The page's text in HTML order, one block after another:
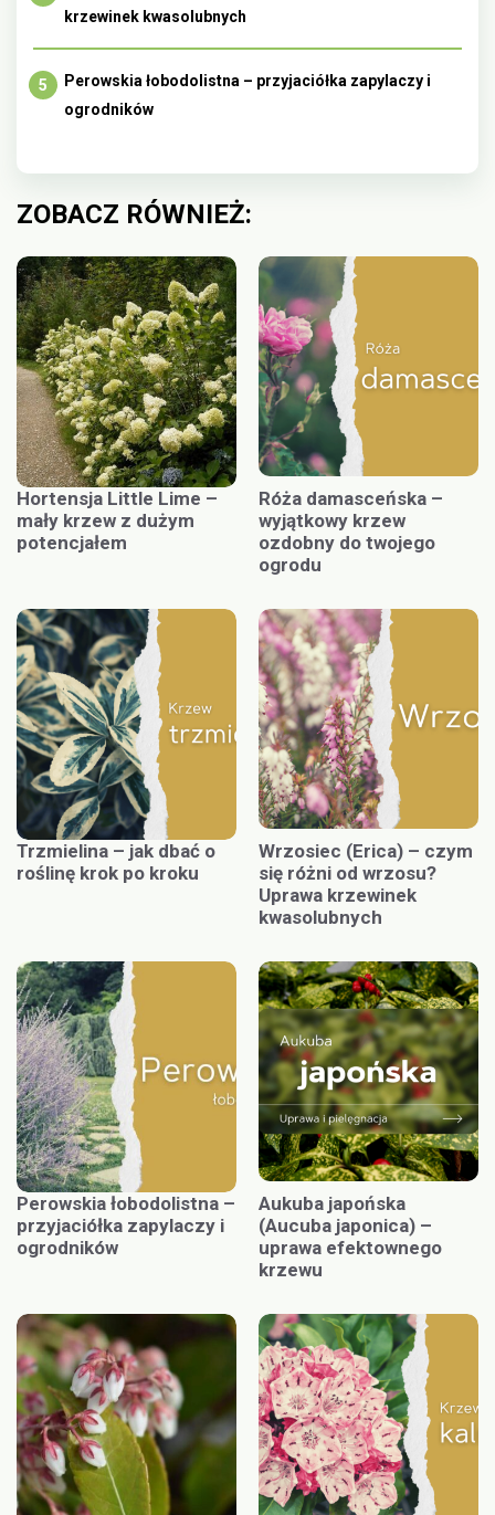
krzewinek kwasolubnych
Perowskia łobodolistna – przyjaciółka zapylaczy i
ogrodników
ZOBACZ RÓWNIEŻ:
Hortensja Little Lime –
mały krzew z dużym
potencjałem
Róża damasceńska –
wyjątkowy krzew
ozdobny do twojego
ogrodu
Trzmielina – jak dbać o
roślinę krok po kroku
Wrzosiec (Erica) – czym
się różni od wrzosu?
Uprawa krzewinek
kwasolubnych
Perowskia łobodolistna –
przyjaciółka zapylaczy i
ogrodników
Aukuba japońska
(Aucuba japonica) –
uprawa efektownego
krzewu